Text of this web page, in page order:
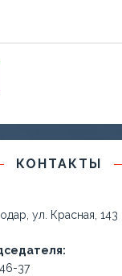
КОНТАКТЫ
ул. Красная, 143
37